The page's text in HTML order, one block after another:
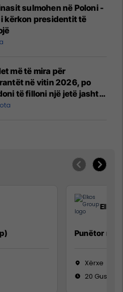
sulmohen në Poloni -
kërkon presidentit të
më të mira për
në vitin 2026, po
të filloni një jetë jashtë
Elkos
Punëtor në
Xërxe
20 Gusht